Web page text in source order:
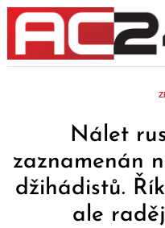
Skip
content
Nálet
zaznamenán
džihádistů.
ale